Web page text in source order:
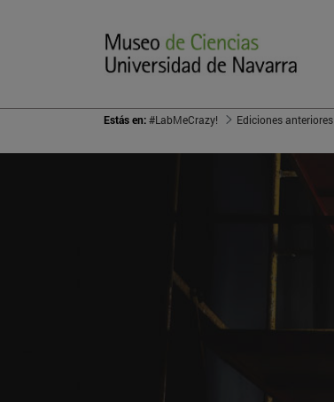
Estás en:#LabMeCrazy! Ediciones anteriores